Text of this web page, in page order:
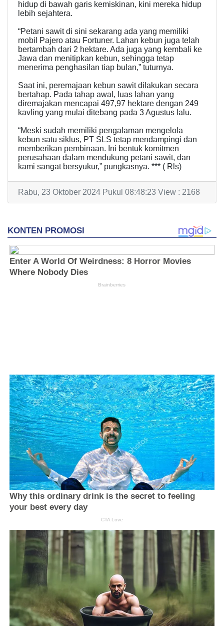
hidup di bawah garis kemiskinan, kini mereka hidup
lebih sejahtera.
“Petani sawit di sini sekarang ada yang memiliki
mobil Pajero atau Fortuner. Lahan kebun juga telah
bertambah dari 2 hektare. Ada juga yang kembali ke
Jawa dan menitipkan kebun, sehingga tetap
menerima penghasilan tiap bulan,” tuturnya.
Saat ini, peremajaan kebun sawit dilakukan secara
bertahap. Pada tahap awal, luas lahan yang
diremajakan mencapai 497,97 hektare dengan 249
kavling yang mulai ditebang pada 3 Agustus lalu.
“Meski sudah memiliki pengalaman mengelola
kebun satu siklus, PT SLS tetap mendampingi dan
memberikan pembinaan. Ini bentuk komitmen
perusahaan dalam mendukung petani sawit, dan
kami sangat bersyukur,” pungkasnya. *** ( Rls)
Rabu, 23 Oktober 2024 Pukul 08:48:23 View : 2168